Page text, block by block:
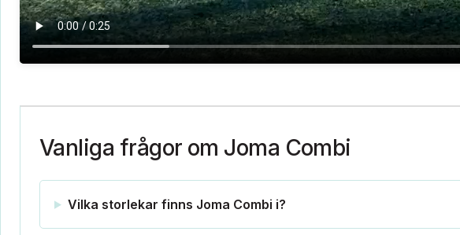
Vanliga frågor om Joma Combi
Vilka storlekar finns Joma Combi i?